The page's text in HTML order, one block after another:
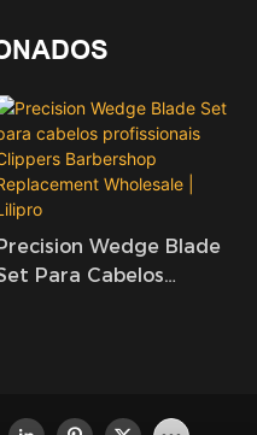
Wedge Blade
Para Cabelos